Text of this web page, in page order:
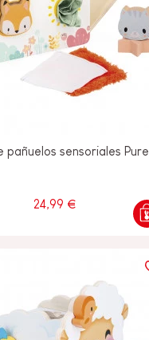
pañuelos sensoriales Pure
24,99 €